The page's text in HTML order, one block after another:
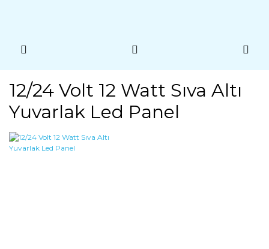
12/24 Volt 12 Watt Sıva Altı
Yuvarlak Led Panel